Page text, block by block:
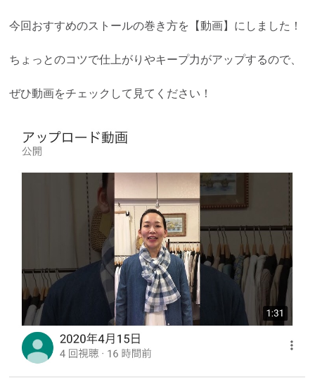
今回おすすめのストールの巻き方を【動画】にしました！
ちょっとのコツで仕上がりやキープ力がアップするので、
ぜひ動画をチェックして見てください！